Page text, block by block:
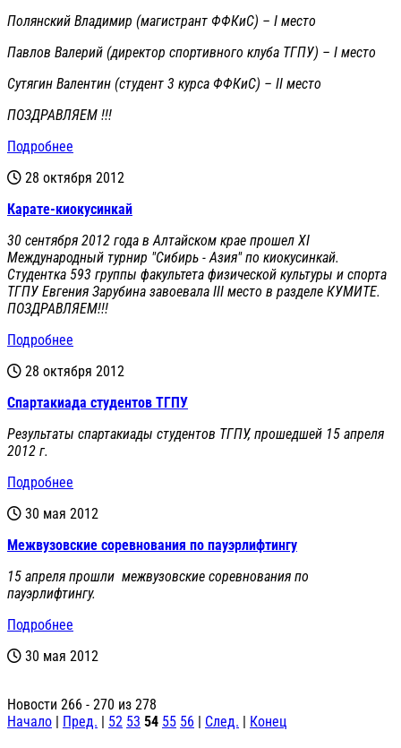
Полянский Владимир (магистрант ФФКиС) – I место
Павлов Валерий (директор спортивного клуба ТГПУ) – I место
Сутягин Валентин (студент 3 курса ФФКиС) – II место
ПОЗДРАВЛЯЕМ !!!
Подробнее
28 октября 2012
Карате-киокусинкай
30 сентября 2012 года в Алтайском крае прошел XI
Международный турнир "Сибирь - Азия" по киокусинкай.
Студентка 593 группы факультета физической культуры и спорта
ТГПУ Евгения Зарубина завоевала III место в разделе КУМИТЕ.
ПОЗДРАВЛЯЕМ!!!
Подробнее
28 октября 2012
Спартакиада студентов ТГПУ
Результаты спартакиады студентов ТГПУ, прошедшей 15 апреля
2012 г.
Подробнее
30 мая 2012
Межвузовские соревнования по пауэрлифтингу
15 апреля прошли межвузовские соревнования по
пауэрлифтингу.
Подробнее
30 мая 2012
Новости 266 - 270 из 278
Начало | Пред. | 52 53 54 55 56 | След. | Конец